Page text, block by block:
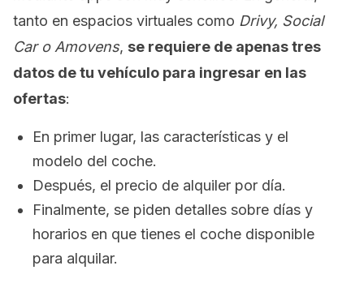
tanto en espacios virtuales como Drivy, Social
Car o Amovens, se requiere de apenas tres
datos de tu vehículo para ingresar en las
ofertas:
En primer lugar, las características y el
modelo del coche.
Después, el precio de alquiler por día.
Finalmente, se piden detalles sobre días y
horarios en que tienes el coche disponible
para alquilar.